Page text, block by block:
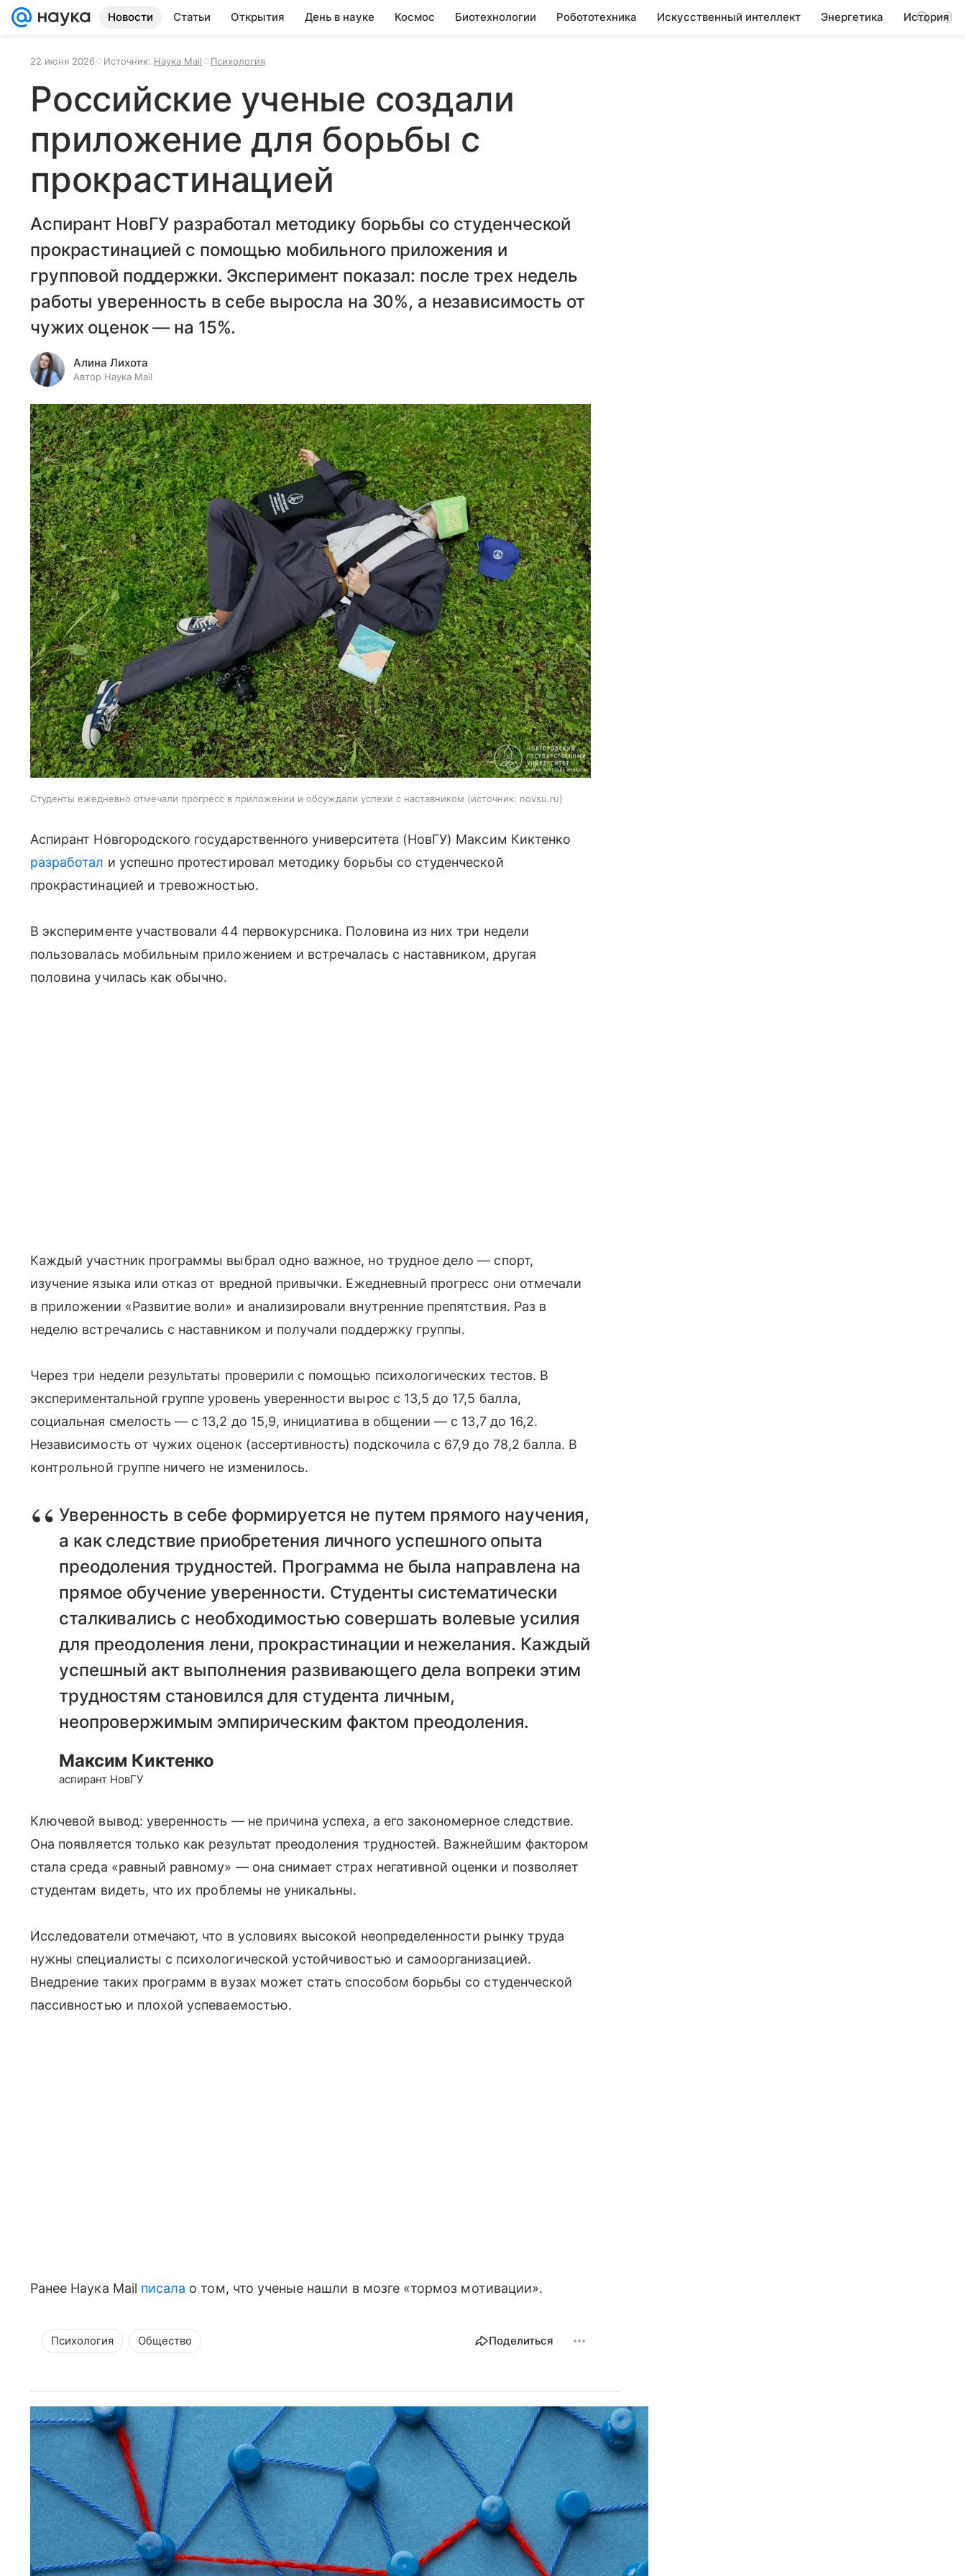
Новости Статьи Открытия День в науке Космос Биотехнологии Робототехника Искусственный интеллект Энергетика История
22 июня 2026 Источник: Наука Mail Психология
Российские ученые создали
приложение для борьбы с
прокрастинацией
Аспирант НовГУ разработал методику борьбы со студенческой
прокрастинацией с помощью мобильного приложения и
групповой поддержки. Эксперимент показал: после трех недель
работы уверенность в себе выросла на 30%, а независимость от
чужих оценок — на 15%.
Алина Лихота
Автор Наука Mail
Студенты ежедневно отмечали прогресс в приложении и обсуждали успехи с наставником источник: novsu.ru
Аспирант Новгородского государственного университета (НовГУ) Максим Киктенко
разработал и успешно протестировал методику борьбы со студенческой
прокрастинацией и тревожностью.
В эксперименте участвовали 44 первокурсника. Половина из них три недели
пользовалась мобильным приложением и встречалась с наставником, другая
половина училась как обычно.
Каждый участник программы выбрал одно важное, но трудное дело — спорт,
изучение языка или отказ от вредной привычки. Ежедневный прогресс они отмечали
в приложении «Развитие воли» и анализировали внутренние препятствия. Раз в
неделю встречались с наставником и получали поддержку группы.
Через три недели результаты проверили с помощью психологических тестов. В
экспериментальной группе уровень уверенности вырос с 13,5 до 17,5 балла,
социальная смелость — с 13,2 до 15,9, инициатива в общении — с 13,7 до 16,2.
Независимость от чужих оценок (ассертивность) подскочила с 67,9 до 78,2 балла. В
контрольной группе ничего не изменилось.
Уверенность в себе формируется не путем прямого научения,
а как следствие приобретения личного успешного опыта
преодоления трудностей. Программа не была направлена на
прямое обучение уверенности. Студенты систематически
сталкивались с необходимостью совершать волевые усилия
для преодоления лени, прокрастинации и нежелания. Каждый
успешный акт выполнения развивающего дела вопреки этим
трудностям становился для студента личным,
неопровержимым эмпирическим фактом преодоления.
Максим Киктенко
аспирант НовГУ
Ключевой вывод: уверенность — не причина успеха, а его закономерное следствие.
Она появляется только как результат преодоления трудностей. Важнейшим фактором
стала среда «равный равному» — она снимает страх негативной оценки и позволяет
студентам видеть, что их проблемы не уникальны.
Исследователи отмечают, что в условиях высокой неопределенности рынку труда
нужны специалисты с психологической устойчивостью и самоорганизацией.
Внедрение таких программ в вузах может стать способом борьбы со студенческой
пассивностью и плохой успеваемостью.
Ранее Наука Mail писала о том, что ученые нашли в мозге «тормоз мотивации».
Психология Общество Поделиться